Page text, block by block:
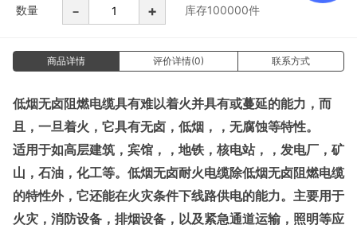
数量 - + 库存100000件
商品详情 评价详情(0) 联系方式
低烟无卤阻燃电缆具有难以着火并具有或蔓延的能力，而
且，一旦着火，它具有无卤，低烟，，无腐蚀等特性。
适用于如高层建筑，宾馆，，地铁，核电站，，发电厂，矿
山，石油，化工等。低烟无卤耐火电缆除低烟无卤阻燃电缆
的特性外，它还能在火灾条件下线路供电的能力。主要用于
火灾，消防设备，排烟设备，以及紧急通道运输，照明等应